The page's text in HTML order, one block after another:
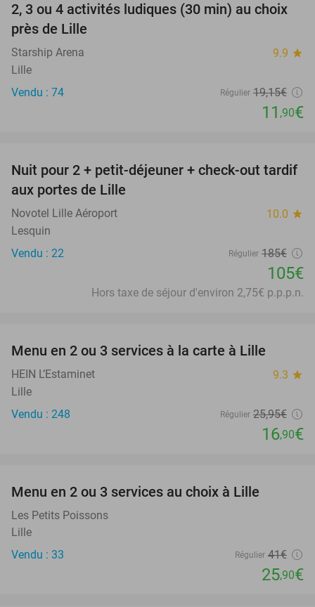
38%
2, 3 ou 4 activités ludiques (30 min) au choix
près de Lille
Starship Arena 9.9 star
Lille
Vendu : 74
Régulier 19,15€
11 ,90€
43%
Nuit pour 2 + petit-déjeuner + check-out tardif
aux portes de Lille
Novotel Lille Aéroport 10.0 star
Lesquin
Vendu : 22
Régulier 185€
105€
Hors taxe de séjour d'environ 2,75€ p.p.p.n.
Menu en 2 ou 3 services à la carte à Lille
HEIN L’Estaminet 9.3 star
Lille
Vendu : 248
Régulier 25,95€
16,90€
Menu en 2 ou 3 services au choix à Lille
Les Petits Poissons
Lille
Vendu : 33
Régulier 41€
25,90€